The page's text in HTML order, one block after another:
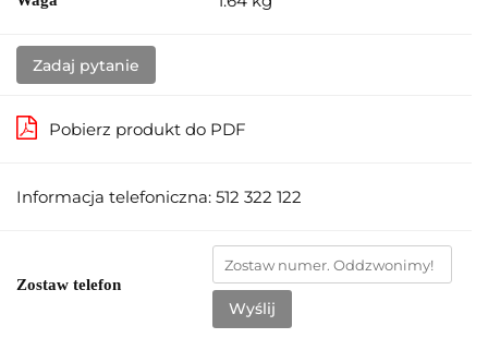
Zadaj pytanie
Pobierz produkt do PDF
Informacja telefoniczna: 512 322 122
Zostaw telefon
Wyślij